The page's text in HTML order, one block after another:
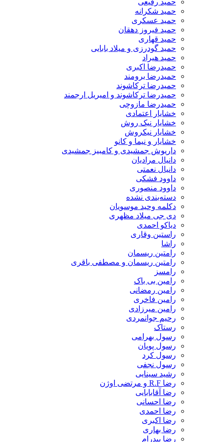
حمید رفیعی
حمید شکرانه
حمید عسکری
حمید فیروز دهقان
حمید قهاری
حمید گودرزی و میلاد بابایی
حمید هیراد
حمیدرضا اکبری
حمیدرضا برومند
حمیدرضا ترکاشوند
حمیدرضا ترکاشوند و امیریل ارجمند
حمیدرضا مازوچی
خشایار اعتمادی
خشایار نیک روش
خشایار نیکروش
خشایار و نیما و کانو
داریوش جمشیدی و کامبیز جمشیدی
دانیال مرادیان
دانیال نعمتی
داوود فشکی
داوود منصوری
دسته‌بندی نشده
دکلمه وحید موسویان
دی جی میلاد مظهری
دیاکو احمدی
راستین وقاری
راشا
رامتین ریسمان
رامتین ریسمان و مصطفی باقری
رامسز
رامین بی باک
رامین رمضانی
رامین فاخری
رامین میرزادی
رحیم جوانمردی
رستاک
رسول بهرامی
رسول پویان
رسول کرد
رسول نجفی
رشید سینایی
رضا R.F و مرتضی اوژن
رضا آقابابایی
رضا احسانی
رضا احمدی
رضا اکبری
رضا بهاری
رضا بیدرام